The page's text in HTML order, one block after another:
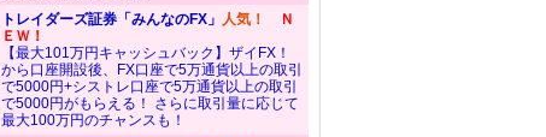
トレイダーズ証券「みんなのFX」 人気！
Ｎ
ＥＷ！
【最大101万円キャッシュバック】ザイFX！
から口座開設後、FX口座で5万通貨以上の取引
で5000円+シストレ口座で5万通貨以上の取引
で5000円がもらえる！ さらに取引量に応じて
最大100万円のチャンスも！